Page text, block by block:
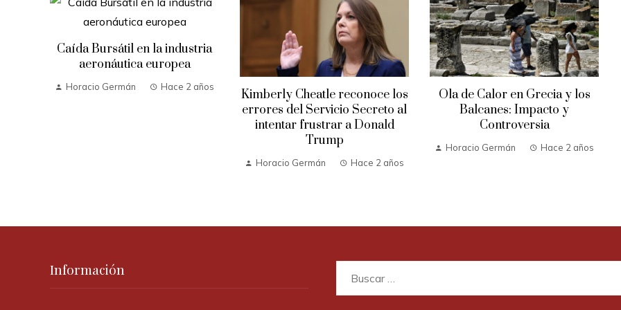
Caída Bursátil en la industria
aeronáutica europea
Horacio Germán Hace 2 años
Kimberly Cheatle reconoce los
errores del Servicio Secreto al
intentar frustrar a Donald
Trump
Horacio Germán Hace 2 años
Ola de Calor en Grecia y los
Balcanes: Impacto y
Controversia
Horacio Germán Hace 2 años
Información